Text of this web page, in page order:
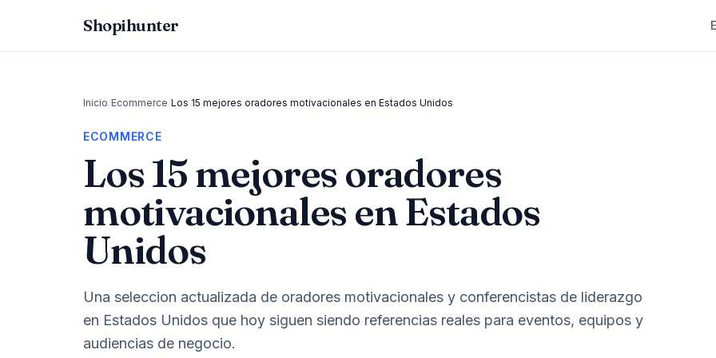
Shopihunter
Inicio/Ecommerce/Los 15 mejores oradores motivacionales en Estados Unidos
ECOMMERCE
Los 15 mejores oradores
motivacionales en Estados
Unidos
Una seleccion actualizada de oradores motivacionales y conferencistas de liderazgo
en Estados Unidos que hoy siguen siendo referencias reales para eventos, equipos y
audiencias de negocio.